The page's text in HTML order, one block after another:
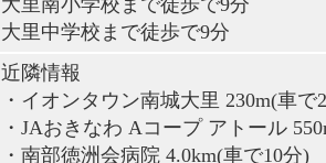
大里南小学校まで徒歩で9分
大里中学校まで徒歩で9分
近隣情報
・イオンタウン南城大里 230m(車で
・JAおきなわ Aコープ アトール
・南部徳洲会病院 4.0km(車で10分)